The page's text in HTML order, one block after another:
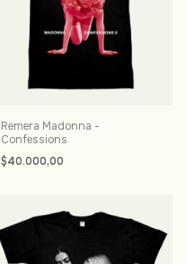
Remera Madonna -
Confessions
$40.000,00